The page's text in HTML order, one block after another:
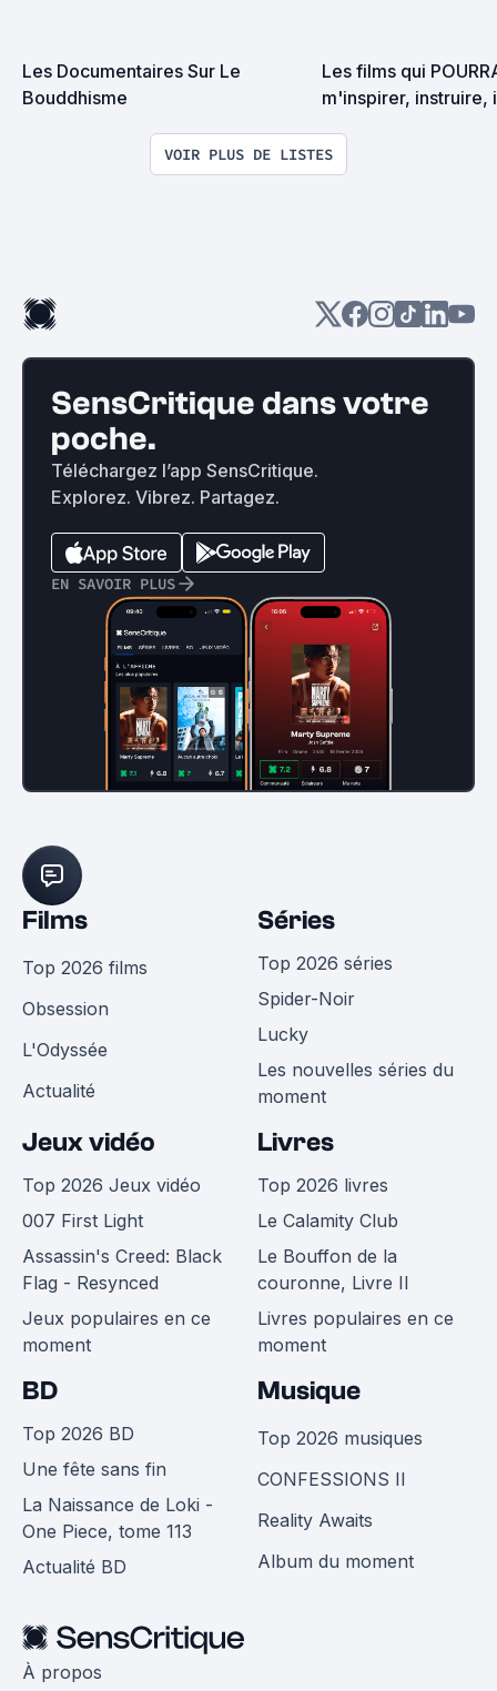
Les Documentaires Sur Le
Bouddhisme
Les films qui
m'inspirer, instruire,
VOIR PLUS DE LISTES
SensCritique dans votre
poche.
Téléchargez l’app SensCritique.
Explorez. Vibrez. Partagez.
EN SAVOIR PLUS
Films
Top 2026 films
Obsession
L'Odyssée
Actualité
Séries
Top 2026 séries
Spider-Noir
Lucky
Les nouvelles séries du
moment
Jeux vidéo
Top 2026 Jeux vidéo
007 First Light
Assassin's Creed: Black
Flag - Resynced
Jeux populaires en ce
moment
Livres
Top 2026 livres
Le Calamity Club
Le Bouffon de la
couronne, Livre II
Livres populaires en ce
moment
BD
Top 2026 BD
Une fête sans fin
La Naissance de Loki -
One Piece, tome 113
Actualité BD
Musique
Top 2026 musiques
CONFESSIONS II
Reality Awaits
Album du moment
À propos